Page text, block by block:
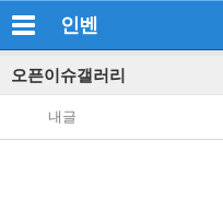
인벤
오픈이슈갤러리
내글